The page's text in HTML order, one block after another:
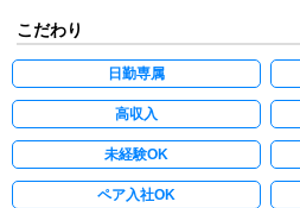
こだわり
日勤専属
高収入
未経験OK
ペア入社OK